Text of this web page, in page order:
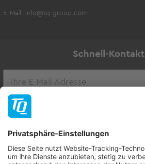
E-Mail: info@tq-group.com
Schnell-Kontakt
Zur Stellenbörse